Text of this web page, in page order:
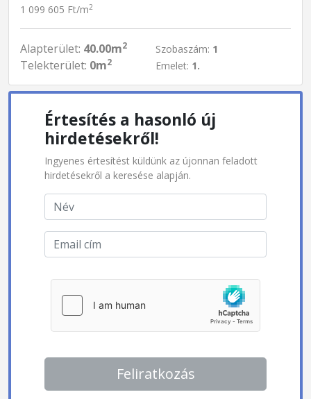
1 099 605 Ft/m2
Alapterület: 40.00m2
Telekterület: 0m2
Szobaszám: 1
Emelet: 1.
Értesítés a hasonló új
hirdetésekről!
Ingyenes értesítést küldünk az újonnan feladott
hirdetésekről a keresése alapján.
Feliratkozás